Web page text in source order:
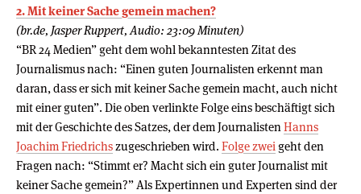
2. Mit keiner Sache gemein machen?
(br.de, Jasper Ruppert, Audio: 23:09 Minuten)
“BR 24 Medien” geht dem wohl bekanntesten Zitat des
Journalismus nach: “Einen guten Journalisten erkennt man
daran, dass er sich mit keiner Sache gemein macht, auch nicht
mit einer guten”. Die oben verlinkte Folge eins beschäftigt sich
mit der Geschichte des Satzes, der dem Journalisten Hanns
Joachim Friedrichs zugeschrieben wird. Folge zwei geht den
Fragen nach: “Stimmt er? Macht sich ein guter Journalist mit
keiner Sache gemein?” Als Expertinnen und Experten sind der